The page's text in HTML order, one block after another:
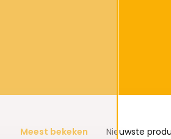
Meest bekeken Nieuwste